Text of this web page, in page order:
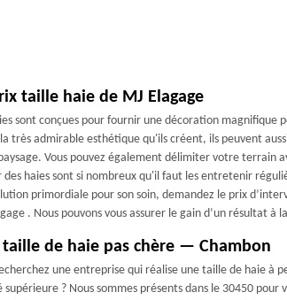
taille haie de MJ Elagage
sont conçues pour fournir une décoration magnifique
très admirable esthétique qu'ils créent, ils peuvent
Vous pouvez également délimiter votre terrain
des haies sont si nombreux qu'il faut les entretenir
primordiale pour son soin, demandez le prix
. Nous pouvons vous assurer le gain d’un résultat à
taille de haie pas chère — Chambon
une entreprise qui réalise une taille de haie à
supérieure ? Nous sommes présents dans le 30450 pour